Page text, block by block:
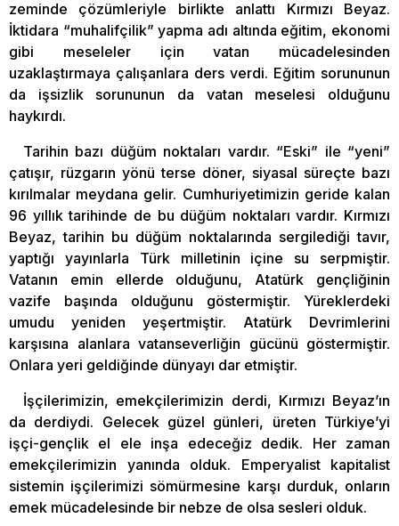
zeminde çözümleriyle birlikte anlattı Kırmızı Beyaz.
İktidara “muhalifçilik” yapma adı altında eğitim, ekonomi
gibi meseleler için vatan mücadelesinden
uzaklaştırmaya çalışanlara ders verdi. Eğitim sorununun
da işsizlik sorununun da vatan meselesi olduğunu
haykırdı.
Tarihin bazı düğüm noktaları vardır. “Eski” ile “yeni”
çatışır, rüzgarın yönü terse döner, siyasal süreçte bazı
kırılmalar meydana gelir. Cumhuriyetimizin geride kalan
96 yıllık tarihinde de bu düğüm noktaları vardır. Kırmızı
Beyaz, tarihin bu düğüm noktalarında sergilediği tavır,
yaptığı yayınlarla Türk milletinin içine su serpmiştir.
Vatanın emin ellerde olduğunu, Atatürk gençliğinin
vazife başında olduğunu göstermiştir. Yüreklerdeki
umudu yeniden yeşertmiştir. Atatürk Devrimlerini
karşısına alanlara vatanseverliğin gücünü göstermiştir.
Onlara yeri geldiğinde dünyayı dar etmiştir.
İşçilerimizin, emekçilerimizin derdi, Kırmızı Beyaz’ın
da derdiydi. Gelecek güzel günleri, üreten Türkiye’yi
işçi-gençlik el ele inşa edeceğiz dedik. Her zaman
emekçilerimizin yanında olduk. Emperyalist kapitalist
sistemin işçilerimizi sömürmesine karşı durduk, onların
emek mücadelesinde bir nebze de olsa sesleri olduk.